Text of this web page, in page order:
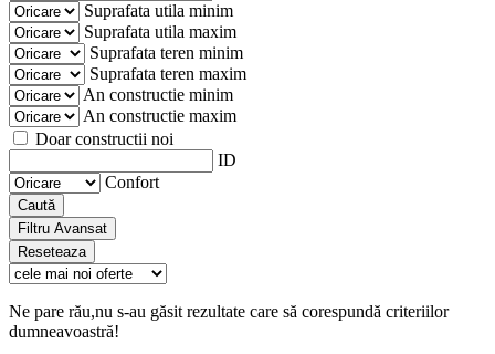
Suprafata utila minim
Suprafata utila maxim
Suprafata teren minim
Suprafata teren maxim
An constructie minim
An constructie maxim
Doar constructii noi
ID
Confort
Caută
Filtru Avansat
Reseteaza
Ne pare rău,nu s-au găsit rezultate care să corespundă criteriilor
dumneavoastră!